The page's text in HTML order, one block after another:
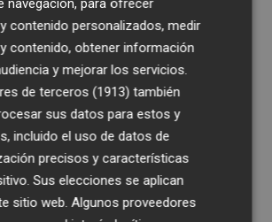
navegación, para ofrecer
contenido personalizados, medir
contenido, obtener información
y mejorar los servicios.
de terceros (1913) también
sus datos para estos y
incluido el uso de datos de
precisos y características
Sus elecciones se aplican
sitio web. Algunos proveedores